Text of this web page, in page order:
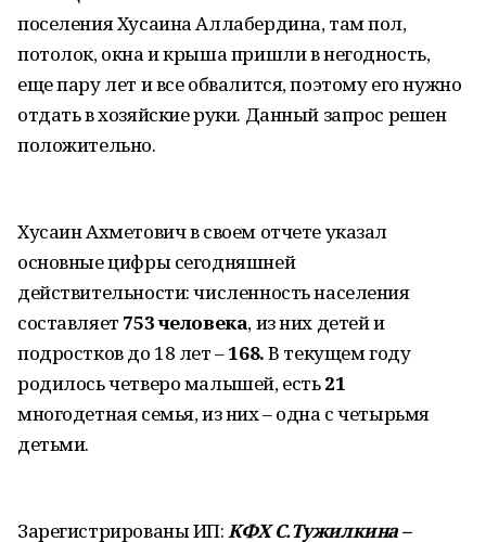
поселения Хусаина Аллабердина, там пол,
потолок, окна и крыша пришли в негодность,
еще пару лет и все обвалится, поэтому его нужно
отдать в хозяйские руки. Данный запрос решен
положительно.
Хусаин Ахметович в своем отчете указал
основные цифры сегодняшней
действительности: численность населения
составляет 753 человека, из них детей и
подростков до 18 лет –168.В текущем году
родилось четверо малышей, есть21
многодетная семья, из них – одна с четырьмя
детьми.
Зарегистрированы ИП:КФХ С.Тужилкина –